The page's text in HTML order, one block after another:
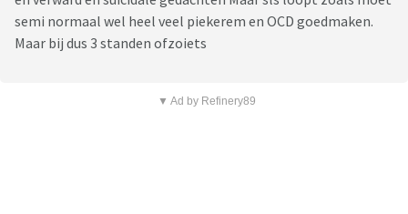
semi normaal wel heel veel piekerem en OCD goedmaken.
Maar bij dus 3 standen ofzoiets
▼ Ad by Refinery89